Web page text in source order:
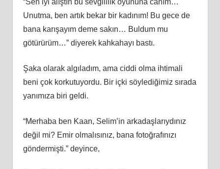
Unutma, ben artık bekar bir kadınım! Bu gece de
bana karışayım deme sakın… Buldum mu
götürürüm…” diyerek kahkahayı bastı.
Şaka olarak algıladım, ama ciddi olma ihtimali
beni çok korkutuyordu. Bir içki söylediğimiz sırada
yanımıza biri geldi.
“Merhaba ben Kaan, Selim’in arkadaşlarıydınız
değil mi? Emir olmalısınız, bana fotoğrafınızı
göndermişti.” deyince,